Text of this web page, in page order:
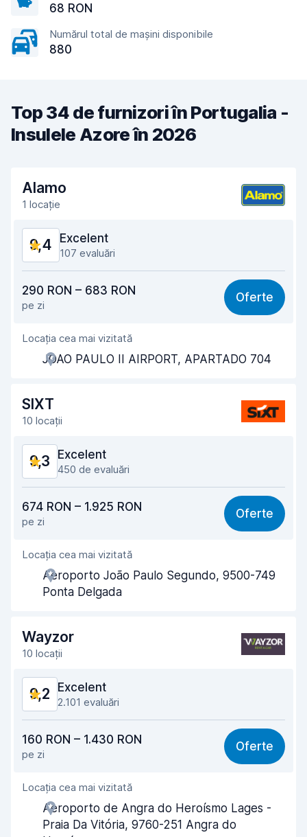
68 RON
Numărul total de mașini disponibile
880
Top 34 de furnizori în Portugalia -
Insulele Azore în 2026
Alamo
1 locație
9,4 Excelent
107 evaluări
9,2
Ușor de găsit 9,5
Amabilitatea agenților
Rapiditatea preluării
Rapiditatea predării 9,5
Curățenia mașinii
Starea mașinii
290 RON – 683 RON
pe zi
Oferte
Locația cea mai vizitată
JOAO PAULO II AIRPORT, APARTADO 704
SIXT
10 locații
9,3 Excelent
450 de evaluări
8,9
Ușor de găsit 9,6
Amabilitatea agenților
Rapiditatea preluării
Curățenia mașinii 9,2
Starea mașinii
674 RON – 1.925 RON
pe zi
Oferte
Locația cea mai vizitată
Aeroporto João Paulo Segundo, 9500-749
Ponta Delgada
Wayzor
10 locații
9,2 Excelent
2.101 evaluări
8,9
Ușor de găsit 9,4
Amabilitatea agenților
Rapiditatea preluării
160 RON – 1.430 RON
pe zi
Oferte
Locația cea mai vizitată
Aeroporto de Angra do Heroísmo Lages -
Praia Da Vitória, 9760-251 Angra do